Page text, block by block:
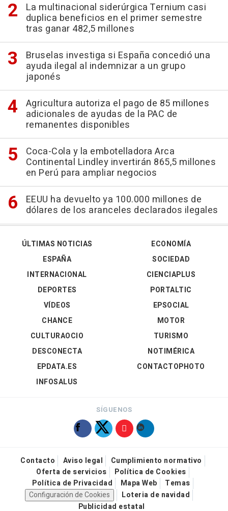
La multinacional siderúrgica Ternium casi
duplica beneficios en el primer semestre
tras ganar 482,5 millones
Bruselas investiga si España concedió una
ayuda ilegal al indemnizar a un grupo
japonés
Agricultura autoriza el pago de 85 millones
adicionales de ayudas de la PAC de
remanentes disponibles
Coca-Cola y la embotelladora Arca
Continental Lindley invertirán 865,5 millones
en Perú para ampliar negocios
EEUU ha devuelto ya 100.000 millones de
dólares de los aranceles declarados ilegales
ÚLTIMAS NOTICIAS
ESPAÑA
INTERNACIONAL
DEPORTES
VÍDEOS
ECONOMÍA
SOCIEDAD
CIENCIAPLUS
PORTALTIC
EPSOCIAL
CHANCE
CULTURAOCIO
DESCONECTA
EPDATA.ES
INFOSALUS
MOTOR
TURISMO
NOTIMÉRICA
CONTACTOPHOTO
SÍGUENOS
Contacto Aviso legal
Cumplimiento normativo
Oferta de servicios
Política de Cookies
Política de Privacidad
Mapa Web
Temas
Configuración de Cookies
Loteria de navidad
Publicidad estatal